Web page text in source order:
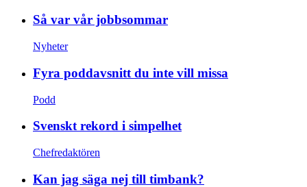
Så var vår jobbsommar
Nyheter
Fyra poddavsnitt du inte vill missa
Podd
Svenskt rekord i simpelhet
Chefredaktören
Kan jag säga nej till timbank?